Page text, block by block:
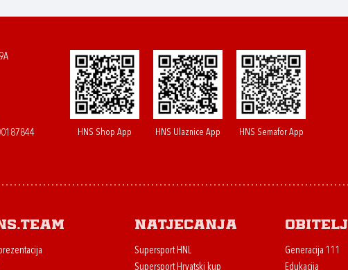
HNS Shop App HNS Ulaznice App HNS Semafor App
Natjecanja
Supersport HNL
Supersport Hrvatski kup
Obitelj
Generacija 111
Edukacija